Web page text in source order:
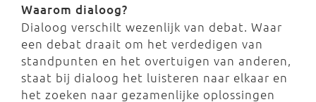
Waarom dialoog?
Dialoog verschilt wezenlijk van debat. Waar
een debat draait om het verdedigen van
standpunten en het overtuigen van anderen,
staat bij dialoog het luisteren naar elkaar en
het zoeken naar gezamenlijke oplossingen